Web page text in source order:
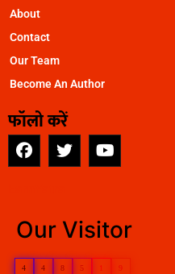
About
Contact
Our Team
Become An Author
फॉलो करें
Our Visitor
4 4 8 5 1 9